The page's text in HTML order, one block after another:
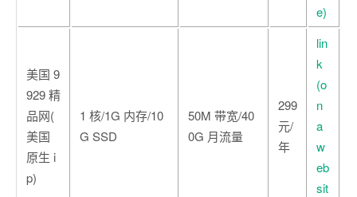
e)
美国 9
929 精
品网(
美国
原生 i
p)
1 核/1G 内存/10
G SSD
50M 带宽/40
0G 月流量
299
元/
年
lin
k
(o
n
a
w
eb
sit